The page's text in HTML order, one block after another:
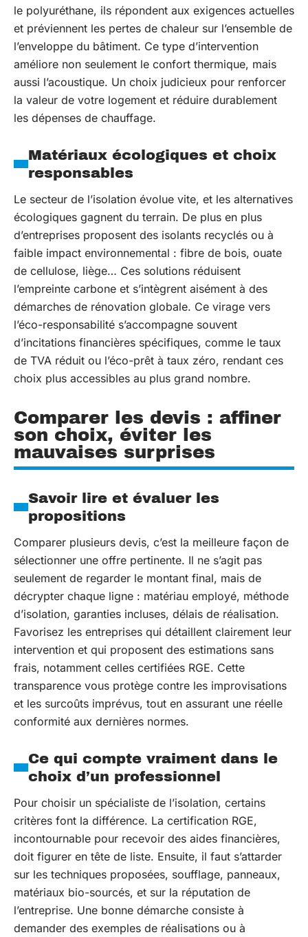
le polyuréthane, ils répondent aux exigences actuelles
et préviennent les pertes de chaleur sur l’ensemble de
l’enveloppe du bâtiment. Ce type d’intervention
améliore non seulement le confort thermique, mais
aussi l’acoustique. Un choix judicieux pour renforcer
la valeur de votre logement et réduire durablement
les dépenses de chauffage.
Matériaux écologiques et choix
responsables
Le secteur de l’isolation évolue vite, et les alternatives
écologiques gagnent du terrain. De plus en plus
d’entreprises proposent des isolants recyclés ou à
faible impact environnemental : fibre de bois, ouate
de cellulose, liège… Ces solutions réduisent
l’empreinte carbone et s’intègrent aisément à des
démarches de rénovation globale. Ce virage vers
l’éco-responsabilité s’accompagne souvent
d’incitations financières spécifiques, comme le taux
de TVA réduit ou l’éco-prêt à taux zéro, rendant ces
choix plus accessibles au plus grand nombre.
Comparer les devis : affiner
son choix, éviter les
mauvaises surprises
Savoir lire et évaluer les
propositions
Comparer plusieurs devis, c’est la meilleure façon de
sélectionner une offre pertinente. Il ne s’agit pas
seulement de regarder le montant final, mais de
décrypter chaque ligne : matériau employé, méthode
d’isolation, garanties incluses, délais de réalisation.
Favorisez les entreprises qui détaillent clairement leur
intervention et qui proposent des estimations sans
frais, notamment celles certifiées RGE. Cette
transparence vous protège contre les improvisations
et les surcoûts imprévus, tout en assurant une réelle
conformité aux dernières normes.
Ce qui compte vraiment dans le
choix d’un professionnel
Pour choisir un spécialiste de l’isolation, certains
critères font la différence. La certification RGE,
incontournable pour recevoir des aides financières,
doit figurer en tête de liste. Ensuite, il faut s’attarder
sur les techniques proposées, soufflage, panneaux,
matériaux bio-sourcés, et sur la réputation de
l’entreprise. Une bonne démarche consiste à
demander des exemples de réalisations ou à